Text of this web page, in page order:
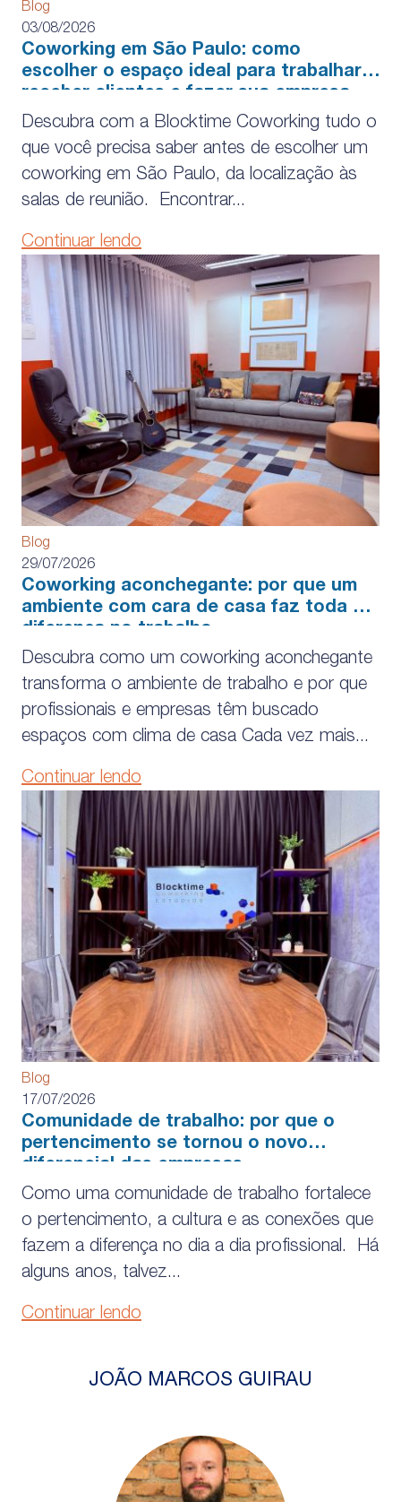
Blog
03/08/2026
Coworking em São Paulo: como
escolher o espaço ideal para trabalhar,
receber clientes e fazer sua empresa
crescer
Descubra com a Blocktime Coworking tudo o
que você precisa saber antes de escolher um
coworking em São Paulo, da localização às
salas de reunião. Encontrar...
Continuar lendo
Blog
29/07/2026
Coworking aconchegante: por que um
ambiente com cara de casa faz toda a
diferença no trabalho
Descubra como um coworking aconchegante
transforma o ambiente de trabalho e por que
profissionais e empresas têm buscado
espaços com clima de casa Cada vez mais...
Continuar lendo
Blog
17/07/2026
Comunidade de trabalho: por que o
pertencimento se tornou o novo
diferencial das empresas
Como uma comunidade de trabalho fortalece
o pertencimento, a cultura e as conexões que
fazem a diferença no dia a dia profissional. Há
alguns anos, talvez...
Continuar lendo
JOÃO MARCOS GUIRAU